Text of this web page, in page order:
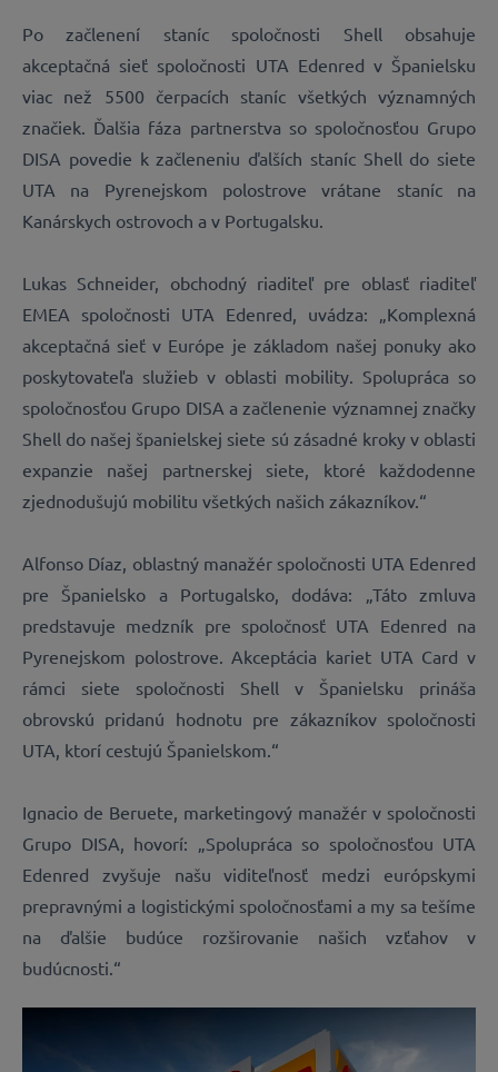
Po začlenení staníc spoločnosti Shell obsahuje
akceptačná sieť spoločnosti UTA Edenred v Španielsku
viac než 5500 čerpacích staníc všetkých významných
značiek. Ďalšia fáza partnerstva so spoločnosťou Grupo
DISA povedie k začleneniu ďalších staníc Shell do siete
UTA na Pyrenejskom polostrove vrátane staníc na
Kanárskych ostrovoch a v Portugalsku.
Lukas Schneider, obchodný riaditeľ pre oblasť riaditeľ
EMEA spoločnosti UTA Edenred, uvádza: „Komplexná
akceptačná sieť v Európe je základom našej ponuky ako
poskytovateľa služieb v oblasti mobility. Spolupráca so
spoločnosťou Grupo DISA a začlenenie významnej značky
Shell do našej španielskej siete sú zásadné kroky v oblasti
expanzie našej partnerskej siete, ktoré každodenne
zjednodušujú mobilitu všetkých našich zákazníkov.“
Alfonso Díaz, oblastný manažér spoločnosti UTA Edenred
pre Španielsko a Portugalsko, dodáva: „Táto zmluva
predstavuje medzník pre spoločnosť UTA Edenred na
Pyrenejskom polostrove. Akceptácia kariet UTA Card v
rámci siete spoločnosti Shell v Španielsku prináša
obrovskú pridanú hodnotu pre zákazníkov spoločnosti
UTA, ktorí cestujú Španielskom.“
Ignacio de Beruete, marketingový manažér v spoločnosti
Grupo DISA, hovorí: „Spolupráca so spoločnosťou UTA
Edenred zvyšuje našu viditeľnosť medzi európskymi
prepravnými a logistickými spoločnosťami a my sa tešíme
na ďalšie budúce rozširovanie našich vzťahov v
budúcnosti.“